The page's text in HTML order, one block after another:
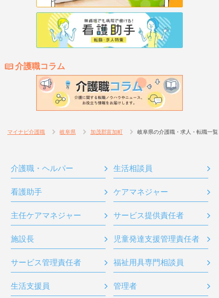
介護職コラム
マイナビ介護職 岐阜県 加茂郡富加町 岐阜県の介護職・求人・転職一覧
介護職・ヘルパー 生活相談員
看護助手 ケアマネジャー
主任ケアマネジャー サービス提供責任者
施設長 児童発達支援管理責任者
サービス管理責任者 福祉用具専門相談員
生活支援員 管理者